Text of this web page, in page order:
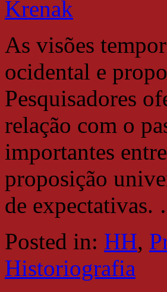
As visões
ocidental e
Pesquisadores
relação com o
importantes
proposição
de expectativas.
Posted in: HH,
Historiografia